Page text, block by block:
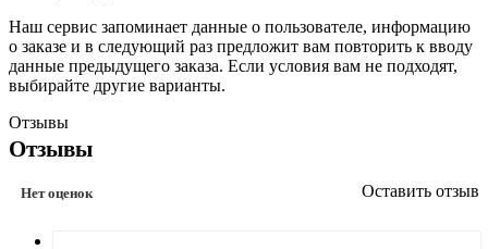
Наш сервис запоминает данные о пользователе, информацию
о заказе и в следующий раз предложит вам повторить к вводу
данные предыдущего заказа. Если условия вам не подходят,
выбирайте другие варианты.
Отзывы
Отзывы
Нет оценок Оставить отзыв